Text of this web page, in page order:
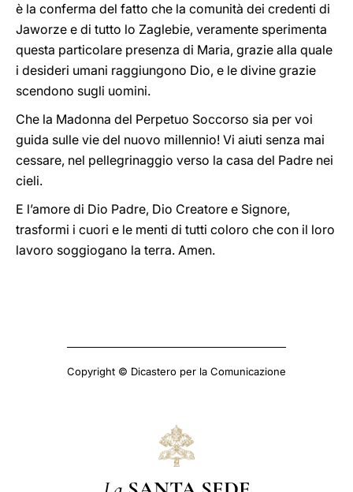
è la conferma del fatto che la comunità dei credenti di
Jaworze e di tutto lo Zaglebie, veramente sperimenta
questa particolare presenza di Maria, grazie alla quale
i desideri umani raggiungono Dio, e le divine grazie
scendono sugli uomini.
Che la Madonna del Perpetuo Soccorso sia per voi
guida sulle vie del nuovo millennio! Vi aiuti senza mai
cessare, nel pellegrinaggio verso la casa del Padre nei
cieli.
E l’amore di Dio Padre, Dio Creatore e Signore,
trasformi i cuori e le menti di tutti coloro che con il loro
lavoro soggiogano la terra. Amen.
Copyright © Dicastero per la Comunicazione